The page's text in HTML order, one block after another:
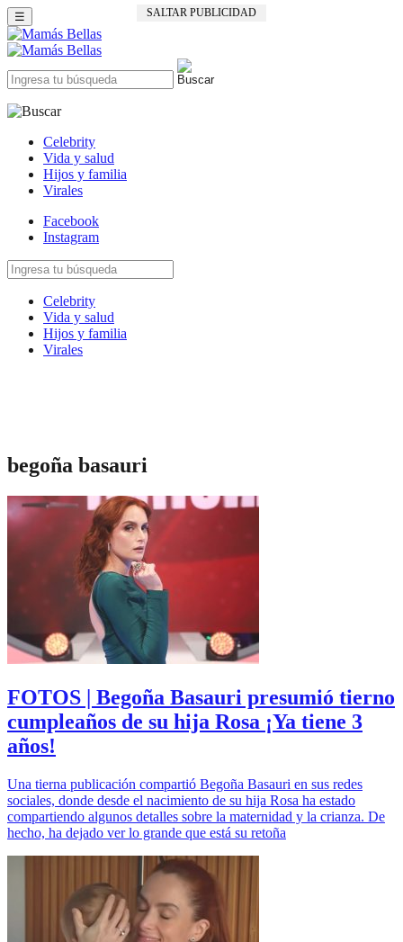
SALTAR PUBLICIDAD
☰
Celebrity
Vida y salud
Hijos y familia
Virales
Facebook
Instagram
Celebrity
Vida y salud
Hijos y familia
Virales
begoña basauri
FOTOS | Begoña Basauri presumió tierno
cumpleaños de su hija Rosa ¡Ya tiene 3
años!
Una tierna publicación compartió Begoña Basauri en sus redes
sociales, donde desde el nacimiento de su hija Rosa ha estado
compartiendo algunos detalles sobre la maternidad y la crianza. De
hecho, ha dejado ver lo grande que está su retoña